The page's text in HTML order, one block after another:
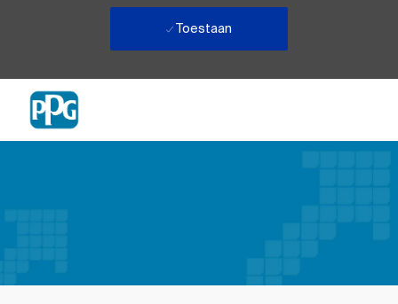
Toestaan